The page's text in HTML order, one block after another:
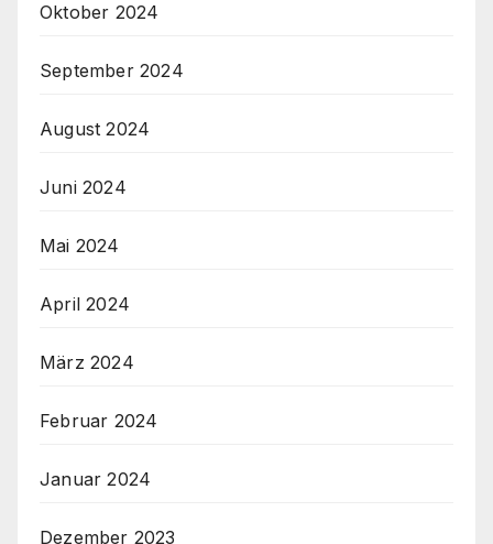
Oktober 2024
September 2024
August 2024
Juni 2024
Mai 2024
April 2024
März 2024
Februar 2024
Januar 2024
Dezember 2023